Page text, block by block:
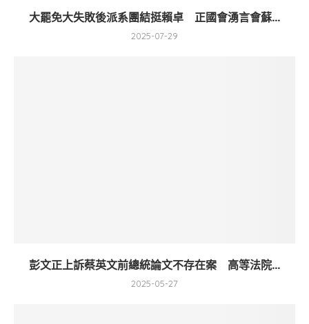
大罷免大失敗後派系團結挺賴卓 正國會湧言會蘇...
2025-07-29
彭文正上訴蔡英文前總統論文不存在案 高等法院...
2025-05-27